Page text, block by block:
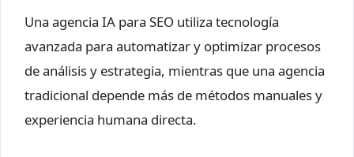
Una agencia IA para SEO utiliza tecnología
avanzada para automatizar y optimizar procesos
de análisis y estrategia, mientras que una agencia
tradicional depende más de métodos manuales y
experiencia humana directa.